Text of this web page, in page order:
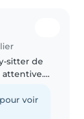
sitter de
attentive.
de 2 ans
voir